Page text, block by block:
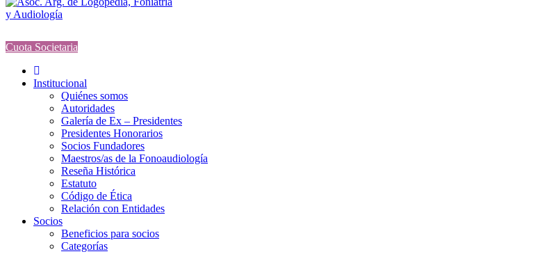
Cuota Societaria
Institucional
Quiénes somos
Autoridades
Galería de Ex – Presidentes
Presidentes Honorarios
Socios Fundadores
Maestros/as de la Fonoaudiología
Reseña Histórica
Estatuto
Código de Ética
Relación con Entidades
Socios
Beneficios para socios
Categorías